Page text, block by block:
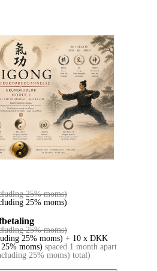
25% moms)
25% moms)
25% moms)
25% moms) + 10 x DKK
moms) spaced 1 month apart
25% moms) total)